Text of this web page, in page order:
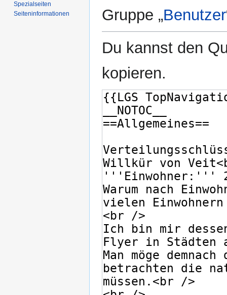
Gruppe „Benutzer
Du kannst den
kopieren.
Spezialseiten
Seiten­­informationen